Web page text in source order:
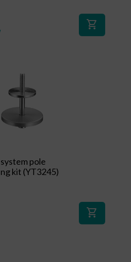
shopping_cart
pole
kit (YT3245)
shopping_cart